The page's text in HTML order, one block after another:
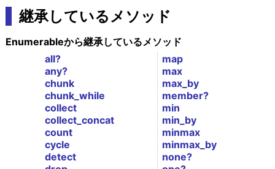
継承しているメソッド
Enumerableから継承しているメソッド
all?
any?
chunk
chunk_while
collect
collect_concat
count
cycle
detect
map
max
max_by
member?
min
min_by
minmax
minmax_by
none?